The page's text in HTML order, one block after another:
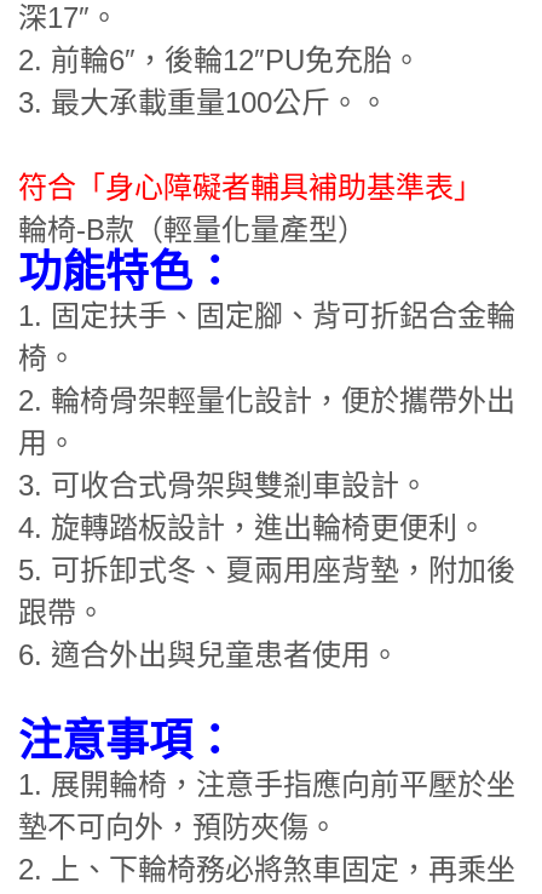
深17″。
2. 前輪6″，後輪12″PU免充胎。
3. 最大承載重量100公斤。。
符合「身心障礙者輔具補助基準表」
輪椅-B款（輕量化量產型）
功能特色：
1. 固定扶手、固定腳、背可折鋁合金輪
椅。
2. 輪椅骨架輕量化設計，便於攜帶外出
用。
3. 可收合式骨架與雙剎車設計。
4. 旋轉踏板設計，進出輪椅更便利。
5. 可拆卸式冬、夏兩用座背墊，附加後
跟帶。
6. 適合外出與兒童患者使用。
注意事項：
1. 展開輪椅，注意手指應向前平壓於坐
墊不可向外，預防夾傷。
2. 上、下輪椅務必將煞車固定，再乘坐